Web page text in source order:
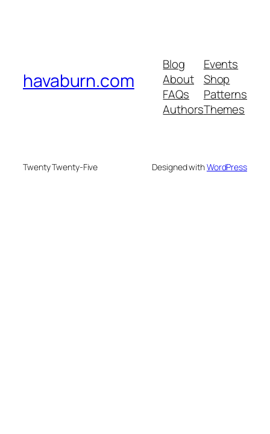
havaburn.com
Blog
About
FAQs
Authors
Events
Shop
Patterns
Themes
Twenty Twenty-Five Designed withWordPress